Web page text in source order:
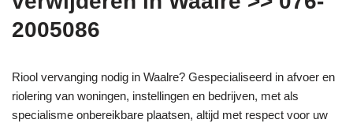
2005086
Riool vervanging nodig in Waalre? Gespecialiseerd in afvoer en
riolering van woningen, instellingen en bedrijven, met als
specialisme onbereikbare plaatsen, altijd met respect voor uw